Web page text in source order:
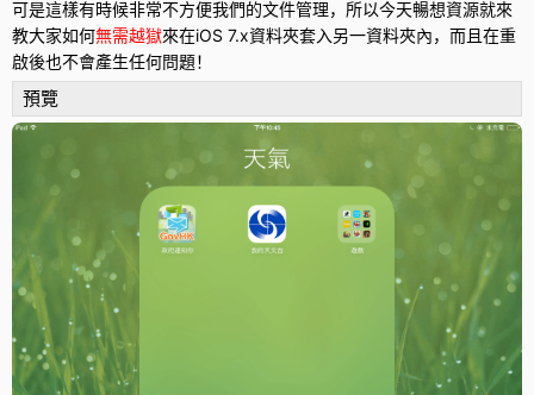
可是這樣有時候非常不方便我們的文件管理，所以今天暢想資源就來
教大家如何無需越獄來在iOS 7.x資料夾套入另一資料夾內，而且在重
啟後也不會產生任何問題！
預覽